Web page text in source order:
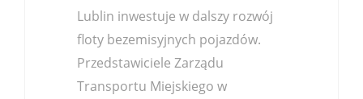
Lublin inwestuje w dalszy rozwój
floty bezemisyjnych pojazdów.
Przedstawiciele Zarządu
Transportu Miejskiego w